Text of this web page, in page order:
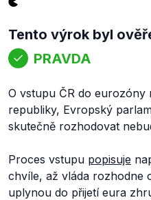
Tento výrok byl
PRAVDA
O vstupu ČR do eurozóny
republiky, Evropský
skutečně rozhodovat
Proces vstupu popisuje
chvíle, až vláda rozhodne
uplynou do přijetí eura